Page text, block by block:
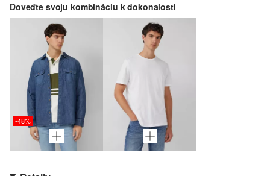
Doveďte svoju kombináciu k dokonalosti
-48%